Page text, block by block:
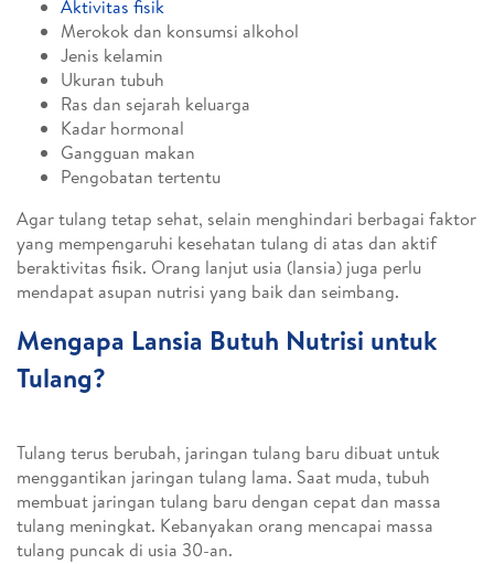
Aktivitas fisik
Merokok dan konsumsi alkohol
Jenis kelamin
Ukuran tubuh
Ras dan sejarah keluarga
Kadar hormonal
Gangguan makan
Pengobatan tertentu
Agar tulang tetap sehat, selain menghindari berbagai faktor
yang mempengaruhi kesehatan tulang di atas dan aktif
beraktivitas fisik. Orang lanjut usia (lansia) juga perlu
mendapat asupan nutrisi yang baik dan seimbang.
Mengapa Lansia Butuh Nutrisi untuk
Tulang?
Tulang terus berubah, jaringan tulang baru dibuat untuk
menggantikan jaringan tulang lama. Saat muda, tubuh
membuat jaringan tulang baru dengan cepat dan massa
tulang meningkat. Kebanyakan orang mencapai massa
tulang puncak di usia 30-an.